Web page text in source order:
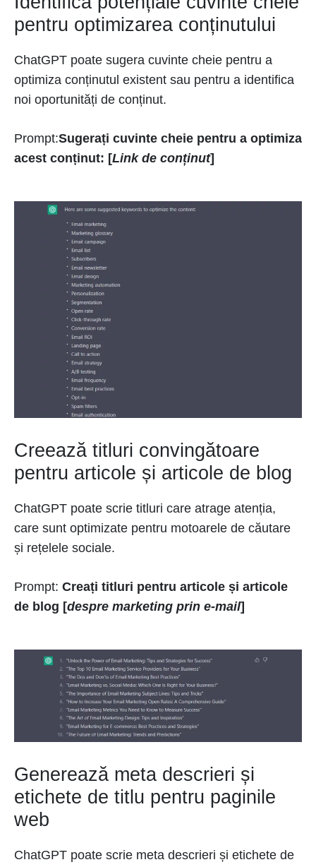
pentru optimizarea conținutului
ChatGPT poate sugera cuvinte cheie pentru a
optimiza conținutul existent sau pentru a identifica
noi oportunități de conținut.
Prompt:Sugerați cuvinte cheie pentru a optimiza
acest conținut: [Link de conținut]
Creează titluri convingătoare
pentru articole și articole de blog
ChatGPT poate scrie titluri care atrage atenția,
care sunt optimizate pentru motoarele de căutare
și rețelele sociale.
Prompt: Creați titluri pentru articole și articole
de blog [despre marketing prin e-mail]
Generează meta descrieri și
etichete de titlu pentru paginile
web
ChatGPT poate scrie meta descrieri și etichete de